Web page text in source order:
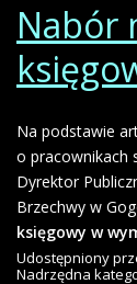
Nabór
Na podstawie
o pracownikach
Dyrektor
Brzechwy w
księgowy w
Udostępniony
Nadrzędna